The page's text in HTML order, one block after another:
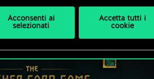
Acconsenti ai
selezionati
Accetta tutti i
cookie